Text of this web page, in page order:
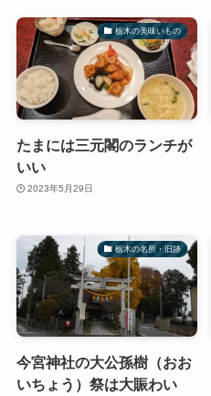
栃木の美味いもの
たまには三元閣のランチが
いい
2023年5月29日
栃木の名所・旧跡
今宮神社の大公孫樹（おお
いちょう）祭は大賑わい